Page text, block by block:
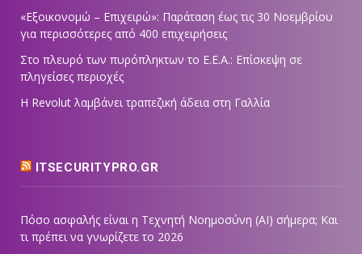
«Εξοικονομώ – Επιχειρώ»: Παράταση έως τις 30 Νοεμβρίου
για περισσότερες από 400 επιχειρήσεις
Στο πλευρό των πυρόπληκτων το Ε.Ε.Α.: Επίσκεψη σε
πληγείσες περιοχές
Η Revolut λαμβάνει τραπεζική άδεια στη Γαλλία
ITSECURITYPRO.GR
Πόσο ασφαλής είναι η Τεχνητή Νοημοσύνη (AI) σήμερα; Και
τι πρέπει να γνωρίζετε το 2026